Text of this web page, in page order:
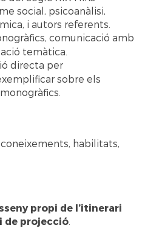
social, psicoanàlisi,
i autors referents.
comunicació amb
temàtica.
directa per
sobre els
habilitats,
propi de l’itinerari
de projecció